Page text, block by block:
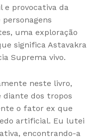
e provocativa da
uma exploração
significa Astavakra
Suprema vivo.
neste livro,
diante dos tropos
o fator ex que
artificial. Eu lutei
encontrando-a